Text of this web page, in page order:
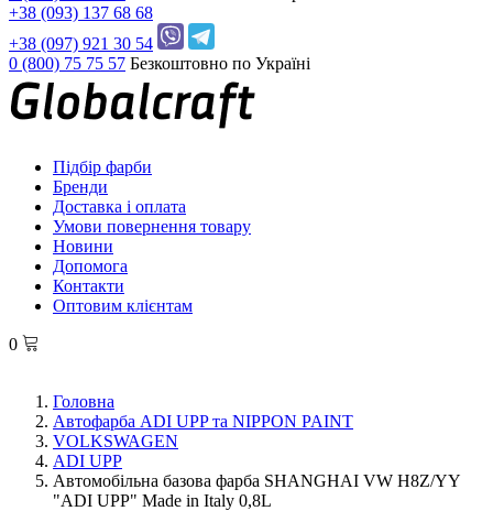
+38 (093) 137 68 68
+38 (097) 921 30 54
0 (800) 75 75 57 Безкоштовно по Україні
Підбір фарби
Бренди
Доставка і оплата
Умови повернення товару
Новини
Допомога
Контакти
Оптовим клієнтам
0
Головна
Автофарба ADI UPP та NIPPON PAINT
VOLKSWAGEN
ADI UPP
Автомобільна базова фарба SHANGHAI VW H8Z/YY
"ADI UPP" Made in Italy 0,8L